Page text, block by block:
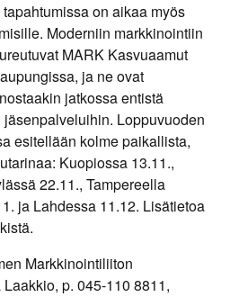
on aikaa myös
Moderniin markkinointiin
MARK Kasvuaamut
ja ne ovat
jatkossa entistä
Loppuvuoden
esitellään kolme paikallista,
Kuopiossa 13.11.,
22.11., Tampereella
ja Lahdessa 11.12. Lisätietoa
Markkinointiliiton
p. 045-110 8811,